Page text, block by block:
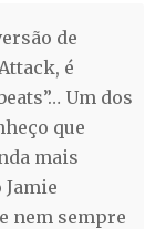
de
é
Um dos
que
mais
Jamie
nem sempre